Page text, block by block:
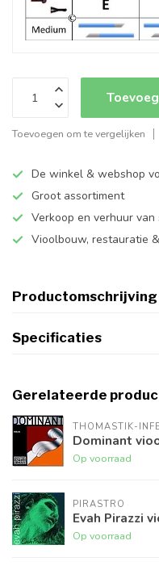
Toevoegen om te vergelijken
De winkel & webshop
Groot assortiment
Verkoop en verhuur
Vioolbouw, restauratie
Productomschrijving
Specificaties
Gerelateerde
THOMASTIK-
Dominant
Op voorraad
PIRASTRO
Evah Pirazzi
Op voorraad